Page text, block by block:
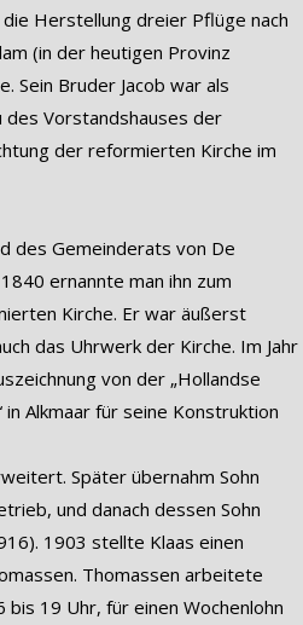
Herstellung dreier Pflüge nach
(in der heutigen Provinz
Sein Bruder Jacob war als
des Vorstandshauses der
der reformierten Kirche im
des Gemeinderats von De
ernannte man ihn zum
Kirche. Er war äußerst
das Uhrwerk der Kirche. Im Jahr
von der „Hollandse
in Alkmaar für seine Konstruktion
Später übernahm Sohn
und danach dessen Sohn
1903 stellte Klaas einen
Thomassen arbeitete
19 Uhr, für einen Wochenlohn